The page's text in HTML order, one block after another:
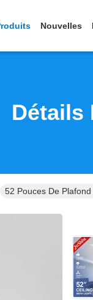
Nouvelles
Détails
52 Pouces De